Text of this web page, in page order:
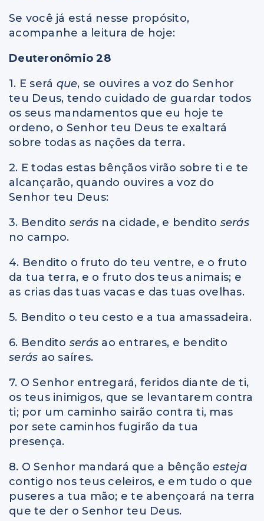
Se você já está nesse propósito,
acompanhe a leitura de hoje:
Deuteronômio 28
1. E será que, se ouvires a voz do Senhor
teu Deus, tendo cuidado de guardar todos
os seus mandamentos que eu hoje te
ordeno, o Senhor teu Deus te exaltará
sobre todas as nações da terra.
2. E todas estas bênçãos virão sobre ti e te
alcançarão, quando ouvires a voz do
Senhor teu Deus:
3. Bendito serás na cidade, e bendito serás
no campo.
4. Bendito o fruto do teu ventre, e o fruto
da tua terra, e o fruto dos teus animais; e
as crias das tuas vacas e das tuas ovelhas.
5. Bendito o teu cesto e a tua amassadeira.
6. Bendito serás ao entrares, e bendito
serás ao saíres.
7. O Senhor entregará, feridos diante de ti,
os teus inimigos, que se levantarem contra
ti; por um caminho sairão contra ti, mas
por sete caminhos fugirão da tua
presença.
8. O Senhor mandará que a bênçãoesteja
contigo nos teus celeiros, e em tudo o que
puseres a tua mão; e te abençoará na terra
que te der o Senhor teu Deus.